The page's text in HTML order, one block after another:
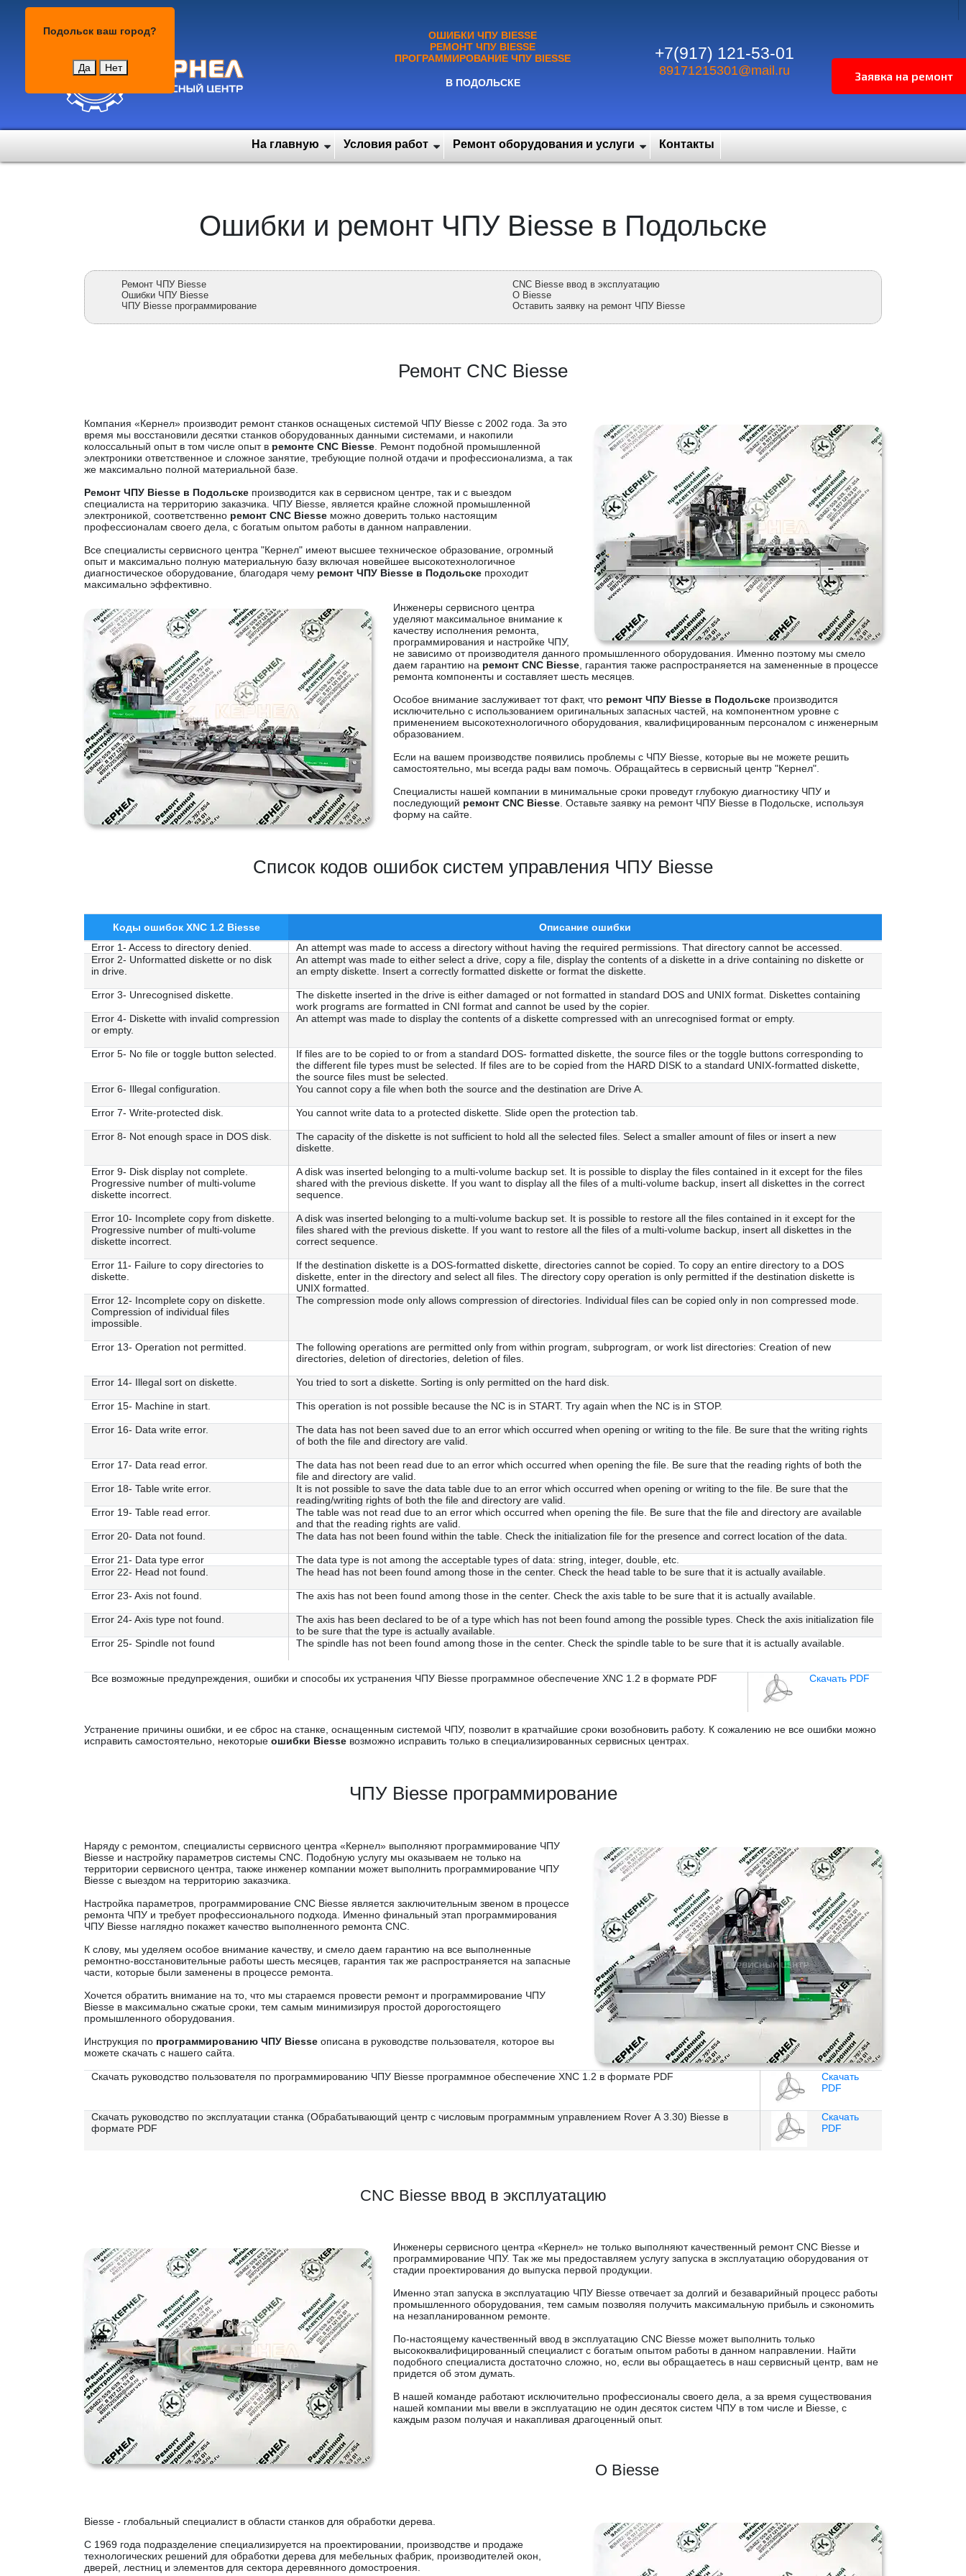
Подольск ваш город?
Да Нет
ОШИБКИ ЧПУ BIESSE
РЕМОНТ ЧПУ BIESSE
ПРОГРАММИРОВАНИЕ ЧПУ BIESSE
В ПОДОЛЬСКЕ
+7(917) 121-53-01
89171215301@mail.ru
На главную Условия работ Ремонт оборудования и услуги Контакты
Ошибки и ремонт ЧПУ Biesse в Подольске
Ремонт ЧПУ Biesse
Ошибки ЧПУ Biesse
ЧПУ Biesse программирование
CNC Biesse ввод в эксплуатацию
О Biesse
Оставить заявку на ремонт ЧПУ Biesse
Ремонт CNC Biesse
Компания «Кернел» производит ремонт станков оснащеных системой ЧПУ Biesse с 2002 года. За это
время мы восстановили десятки станков оборудованных данными системами, и накопили
колоссальный опыт в том числе опыт в ремонте CNC Biesse . Ремонт подобной промышленной
электроники ответственное и сложное занятие, требующие полной отдачи и профессионализма, а так
же максимально полной материальной базе.
Ремонт ЧПУ Biesse в Подольске производится как в сервисном центре, так и с выездом
специалиста на территорию заказчика. ЧПУ Biesse, является крайне сложной промышленной
электроникой, соответственно ремонт CNC Biesse можно доверить только настоящим
профессионалам своего дела, с богатым опытом работы в данном направлении.
Все специалисты сервисного центра "Кернел" имеют высшее техническое образование, огромный
опыт и максимально полную материальную базу включая новейшее высокотехнологичное
диагностическое оборудование, благодаря чему ремонт ЧПУ Biesse в Подольске проходит
максимально эффективно.
Инженеры сервисного центра
уделяют максимальное внимание к
качеству исполнения ремонта,
программирования и настройке ЧПУ,
не зависимо от производителя данного промышленного оборудования. Именно поэтому мы смело
даем гарантию на ремонт CNC Biesse , гарантия также распространяется на замененные в процессе
ремонта компоненты и составляет шесть месяцев.
Особое внимание заслуживает тот факт, что ремонт ЧПУ Biesse в Подольске производится
исключительно с использованием оригинальных запасных частей, на компонентном уровне с
применением высокотехнологичного оборудования, квалифицированным персоналом с инженерным
образованием.
Если на вашем производстве появились проблемы с ЧПУ Biesse, которые вы не можете решить
самостоятельно, мы всегда рады вам помочь. Обращайтесь в сервисный центр "Кернел".
Специалисты нашей компании в минимальные сроки проведут глубокую диагностику ЧПУ и
последующий ремонт CNC Biesse . Оставьте заявку на ремонт ЧПУ Biesse в Подольске, используя
форму на сайте.
Список кодов ошибок систем управления ЧПУ Biesse
Коды ошибок XNC 1.2 Biesse
Описание ошибки
Error 1- Access to directory denied.
An attempt was made to access a directory without having the required permissions. That directory cannot be accessed.
Error 2- Unformatted diskette or no disk
in drive.
An attempt was made to either select a drive, copy a file, display the contents of a diskette in a drive containing no diskette or
an empty diskette. Insert a correctly formatted diskette or format the diskette.
Error 3- Unrecognised diskette.
The diskette inserted in the drive is either damaged or not formatted in standard DOS and UNIX format. Diskettes containing
work programs are formatted in CNI format and cannot be used by the copier.
Error 4- Diskette with invalid compression
or empty.
An attempt was made to display the contents of a diskette compressed with an unrecognised format or empty.
Error 5- No file or toggle button selected.
If files are to be copied to or from a standard DOS- formatted diskette, the source files or the toggle buttons corresponding to
the different file types must be selected. If files are to be copied from the HARD DISK to a standard UNIX-formatted diskette,
the source files must be selected.
Error 6- Illegal configuration.
You cannot copy a file when both the source and the destination are Drive A.
Error 7- Write-protected disk. You cannot write data to a protected diskette. Slide open the protection tab.
Error 8- Not enough space in DOS disk.
The capacity of the diskette is not sufficient to hold all the selected files. Select a smaller amount of files or insert a new
diskette.
Error 9- Disk display not complete.
Progressive number of multi-volume
diskette incorrect.
A disk was inserted belonging to a multi-volume backup set. It is possible to display the files contained in it except for the files
shared with the previous diskette. If you want to display all the files of a multi-volume backup, insert all diskettes in the correct
sequence.
Error 10- Incomplete copy from diskette.
Progressive number of multi-volume
diskette incorrect.
A disk was inserted belonging to a multi-volume backup set. It is possible to restore all the files contained in it except for the
files shared with the previous diskette. If you want to restore all the files of a multi-volume backup, insert all diskettes in the
correct sequence.
Error 11- Failure to copy directories to
diskette.
If the destination diskette is a DOS-formatted diskette, directories cannot be copied. To copy an entire directory to a DOS
diskette, enter in the directory and select all files. The directory copy operation is only permitted if the destination diskette is
UNIX formatted.
Error 12- Incomplete copy on diskette.
Compression of individual files
impossible.
The compression mode only allows compression of directories. Individual files can be copied only in non compressed mode.
Error 13- Operation not permitted.
The following operations are permitted only from within program, subprogram, or work list directories: Creation of new
directories, deletion of directories, deletion of files.
Error 14- Illegal sort on diskette. You tried to sort a diskette. Sorting is only permitted on the hard disk.
Error 15- Machine in start. This operation is not possible because the NC is in START. Try again when the NC is in STOP.
Error 16- Data write error.
The data has not been saved due to an error which occurred when opening or writing to the file. Be sure that the writing rights
of both the file and directory are valid.
Error 17- Data read error.
The data has not been read due to an error which occurred when opening the file. Be sure that the reading rights of both the
file and directory are valid.
Error 18- Table write error.
It is not possible to save the data table due to an error which occurred when opening or writing to the file. Be sure that the
reading/writing rights of both the file and directory are valid.
Error 19- Table read error.
The table was not read due to an error which occurred when opening the file. Be sure that the file and directory are available
and that the reading rights are valid.
Error 20- Data not found.
The data has not been found within the table. Check the initialization file for the presence and correct location of the data.
Error 21- Data type error
The data type is not among the acceptable types of data: string, integer, double, etc.
Error 22- Head not found.
The head has not been found among those in the center. Check the head table to be sure that it is actually available.
Error 23- Axis not found. The axis has not been found among those in the center. Check the axis table to be sure that it is actually available.
Error 24- Axis type not found.
The axis has been declared to be of a type which has not been found among the possible types. Check the axis initialization file
to be sure that the type is actually available.
Error 25- Spindle not found
The spindle has not been found among those in the center. Check the spindle table to be sure that it is actually available.
Все возможные предупреждения, ошибки и способы их устранения ЧПУ Biesse программное обеспечение XNC 1.2 в формате PDF Скачать PDF
Устранение причины ошибки, и ее сброс на станке, оснащенным системой ЧПУ, позволит в кратчайшие сроки возобновить работу. К сожалению не все ошибки можно
исправить самостоятельно, некоторые ошибки Biesse возможно исправить только в специализированных сервисных центрах.
ЧПУ Biesse программирование
Наряду с ремонтом, специалисты сервисного центра «Кернел» выполняют программирование ЧПУ
Biesse и настройку параметров системы CNC. Подобную услугу мы оказываем не только на
территории сервисного центра, также инженер компании может выполнить программирование ЧПУ
Biesse с выездом на территорию заказчика.
Настройка параметров, программирование CNC Biesse является заключительным звеном в процессе
ремонта ЧПУ и требует профессионального подхода. Именно финальный этап программирования
ЧПУ Biesse наглядно покажет качество выполненного ремонта CNC.
К слову, мы уделяем особое внимание качеству, и смело даем гарантию на все выполненные
ремонтно-восстановительные работы шесть месяцев, гарантия так же распространяется на запасные
части, которые были заменены в процессе ремонта.
Хочется обратить внимание на то, что мы стараемся провести ремонт и программирование ЧПУ
Biesse в максимально сжатые сроки, тем самым минимизируя простой дорогостоящего
промышленного оборудования.
Инструкция по программированию ЧПУ Biesse описана в руководстве пользователя, которое вы
можете скачать с нашего сайта.
Скачать руководство пользователя по программированию ЧПУ Biesse программное обеспечение XNC 1.2 в формате PDF
Скачать
PDF
Скачать руководство по эксплуатации станка (Обрабатывающий центр с числовым программным управлением Rover А 3.30) Biesse в
формате PDF
Скачать
PDF
CNC Biesse ввод в эксплуатацию
Инженеры сервисного центра «Кернел» не только выполняют качественный ремонт CNC Biesse и
программирование ЧПУ. Так же мы предоставляем услугу запуска в эксплуатацию оборудования от
стадии проектирования до выпуска первой продукции.
Именно этап запуска в эксплуатацию ЧПУ Biesse отвечает за долгий и безаварийный процесс работы
промышленного оборудования, тем самым позволяя получить максимальную прибыль и сэкономить
на незапланированном ремонте.
По-настоящему качественный ввод в эксплуатацию CNC Biesse может выполнить только
высококвалифицированный специалист с богатым опытом работы в данном направлении. Найти
подобного специалиста достаточно сложно, но, если вы обращаетесь в наш сервисный центр, вам не
придется об этом думать.
В нашей команде работают исключительно профессионалы своего дела, а за время существования
нашей компании мы ввели в эксплуатацию не один десяток систем ЧПУ в том числе и Biesse, с
каждым разом получая и накапливая драгоценный опыт.
О Biesse
Biesse - глобальный специалист в области станков для обработки дерева.
C 1969 года подразделение специализируется на проектировании, производстве и продаже
технологических решений для обработки дерева для мебельных фабрик, производителей окон,
дверей, лестниц и элементов для сектора деревянного домостроения.